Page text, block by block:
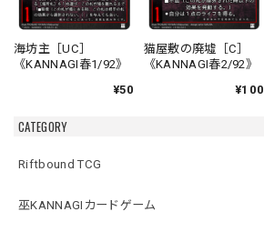
CATEGORY
Riftbound TCG
巫KANNAGIカードゲーム
海坊主［UC］
《KANNAGI春1/92》
¥50
猫屋敷の廃墟［C］
《KANNAGI春2/92》
¥100